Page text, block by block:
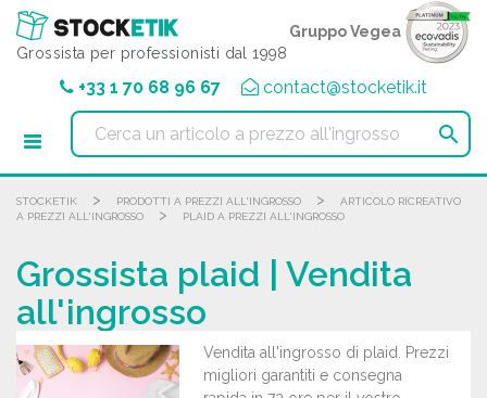
Grossista per professionisti dal 1998
Gruppo Vegea
+33 1 70 68 96 67 contact@stocketik.it

STOCKETIK > PRODOTTI A PREZZI ALL'INGROSSO >
ARTICOLO RICREATIVO
A PREZZI ALL'INGROSSO
> PLAID A PREZZI ALL'INGROSSO
Grossista plaid | Vendita
all'ingrosso
Vendita all'ingrosso di plaid. Prezzi
migliori garantiti e consegna
Pannello di gestione dei cookies